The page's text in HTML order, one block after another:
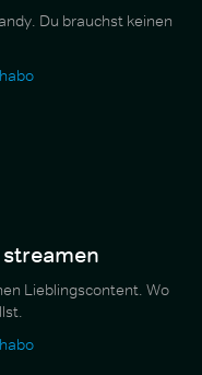
Du brauchst keinen
Lieblingscontent. Wo